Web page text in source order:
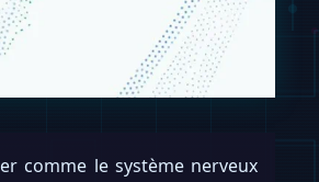
comme le système nerveux